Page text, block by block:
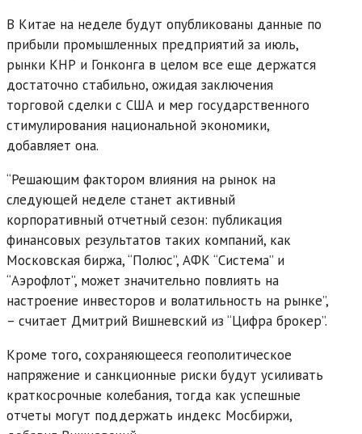
В Китае на неделе будут опубликованы данные по
прибыли промышленных предприятий за июль,
рынки КНР и Гонконга в целом все еще держатся
достаточно стабильно, ожидая заключения
торговой сделки с США и мер государственного
стимулирования национальной экономики,
добавляет она.
“Решающим фактором влияния на рынок на
следующей неделе станет активный
корпоративный отчетный сезон: публикация
финансовых результатов таких компаний, как
Московская биржа, “Полюс”, АФК “Система” и
“Аэрофлот”, может значительно повлиять на
настроение инвесторов и волатильность на рынке”,
– считает Дмитрий Вишневский из “Цифра брокер”.
Кроме того, сохраняющееся геополитическое
напряжение и санкционные риски будут усиливать
краткосрочные колебания, тогда как успешные
отчеты могут поддержать индекс Мосбиржи,